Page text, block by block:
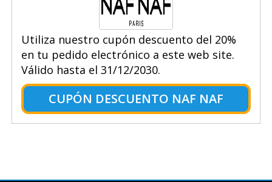
Utiliza nuestro cupón descuento del 20%
en tu pedido electrónico a este web site.
Válido hasta el 31/12/2030.
CUPÓN DESCUENTO NAF NAF